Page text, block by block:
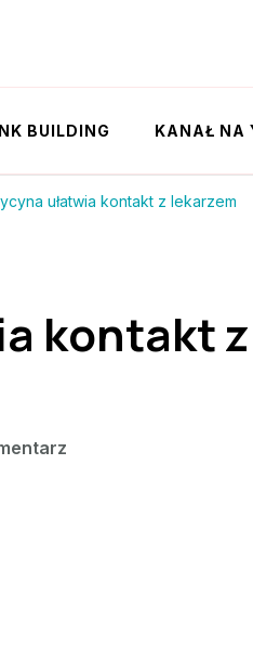
BUILDING KANAŁ NA
ułatwia kontakt z lekarzem
kontakt z
we